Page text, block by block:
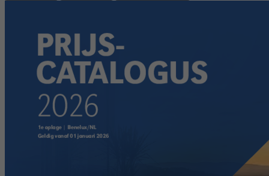
Doel
reCAPTCHA setzt ein notwendiges Cookie
(_GRECAPTCHA), wenn es zum Zweck der
Risikoanalyse ausgeführt wird.